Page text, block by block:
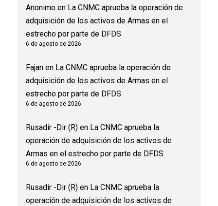
Anonimo en La CNMC aprueba la operación de
adquisición de los activos de Armas en el
estrecho por parte de DFDS
6 de agosto de 2026
Fajan en La CNMC aprueba la operación de
adquisición de los activos de Armas en el
estrecho por parte de DFDS
6 de agosto de 2026
Rusadir -Dir (R) en La CNMC aprueba la
operación de adquisición de los activos de
Armas en el estrecho por parte de DFDS
6 de agosto de 2026
Rusadir -Dir (R) en La CNMC aprueba la
operación de adquisición de los activos de